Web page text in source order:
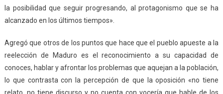
la posibilidad que seguir progresando, al protagonismo que se ha
alcanzado en los últimos tiempos».
Agregó que otros de los puntos que hace que el pueblo apueste a la
reelección de Maduro es el reconocimiento a su capacidad de
conoces, hablar y afrontar los problemas que aquejan a la población,
lo que contrasta con la percepción de que la oposición «no tiene